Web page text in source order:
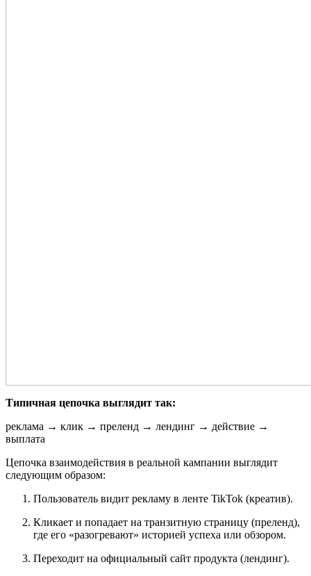
Типичная цепочка выглядит так:
реклама → клик → преленд → лендинг → действие →
выплата
Цепочка взаимодействия в реальной кампании выглядит
следующим образом:
Пользователь видит рекламу в ленте TikTok (креатив).
Кликает и попадает на транзитную страницу (преленд),
где его «разогревают» историей успеха или обзором.
Переходит на официальный сайт продукта (лендинг).